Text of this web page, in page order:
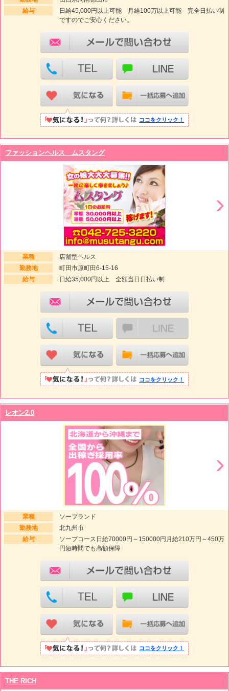
給与
日給45,000円以上可能 月給100万以上可能 完全日払い制
ですのでご安心ください。
ココをクリック！
ファッションヘルス ムスタング
業種
店舗型ヘルス
勤務地
町田市原町田6-15-16
給与
日給35,000円以上 全額当日日払い制
ココをクリック！
レオン2.0
業種
ソープランド
勤務地
北九州市
給与
ソープコース日給70000円～150000円月給210万円～450万
円短時間でも高額保障
ココをクリック！
THE RICH